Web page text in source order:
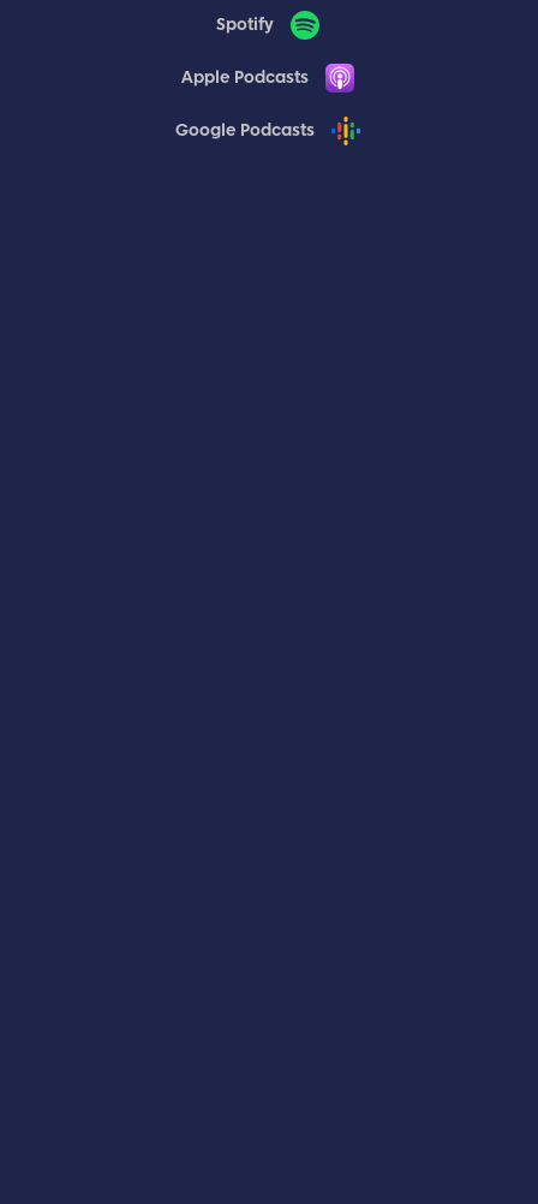
Spotify
Apple Podcasts
Google Podcasts